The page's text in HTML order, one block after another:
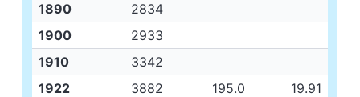
1890
2834
1900
2933
1910
3342
1922
3882 195.0
19.91